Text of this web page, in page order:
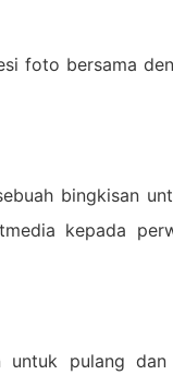
foto bersama
bingkisan
kepada
untuk pulang